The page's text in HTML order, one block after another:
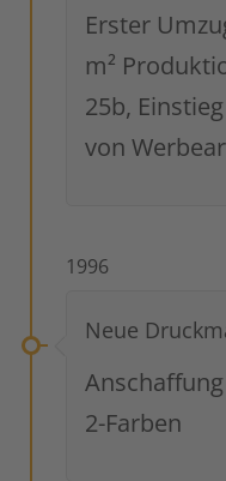
Erster
m²
25b,
von
1996
Neue
2-Farben